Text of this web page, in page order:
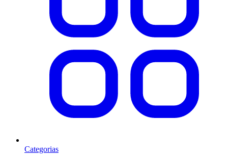
Categorias